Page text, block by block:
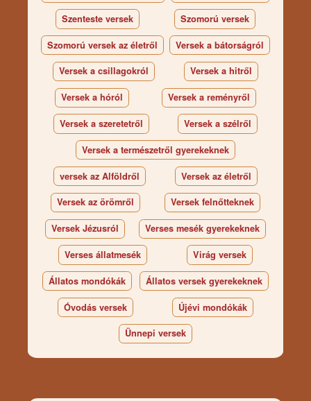
Szenteste versek Szomorú versek
Szomorú versek az életről Versek a bátorságról
Versek a csillagokról Versek a hitről
Versek a hóról Versek a reményről
Versek a szeretetről Versek a szélről
Versek a természetről gyerekeknek
versek az Alföldről Versek az életről
Versek az örömről Versek felnőtteknek
Versek Jézusról Verses mesék gyerekeknek
Verses állatmesék Virág versek
Állatos mondókák Állatos versek gyerekeknek
Óvodás versek Újévi mondókák
Ünnepi versek